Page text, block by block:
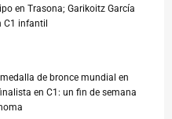
en Trasona; Garikoitz García
C1 infantil
de bronce mundial en
en C1: un fin de semana